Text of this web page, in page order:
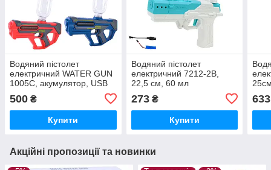
Водяний пістолет
електричний WATER GUN
1005C, акумулятор, USB
500 ₴
Купити
Водяний пістолет
електричний 7212-2B,
22,5 см, 60 мл
273₴
Купити
633
Акційні пропозиції та новинки